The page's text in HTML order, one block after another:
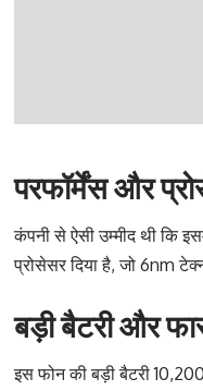
परफॉर्मेंस और
कंपनी से ऐसी उम्मीद थी कि
प्रोसेसर दिया है, जो 6nm
बड़ी बैटरी और
इस फोन की बड़ी बैटरी